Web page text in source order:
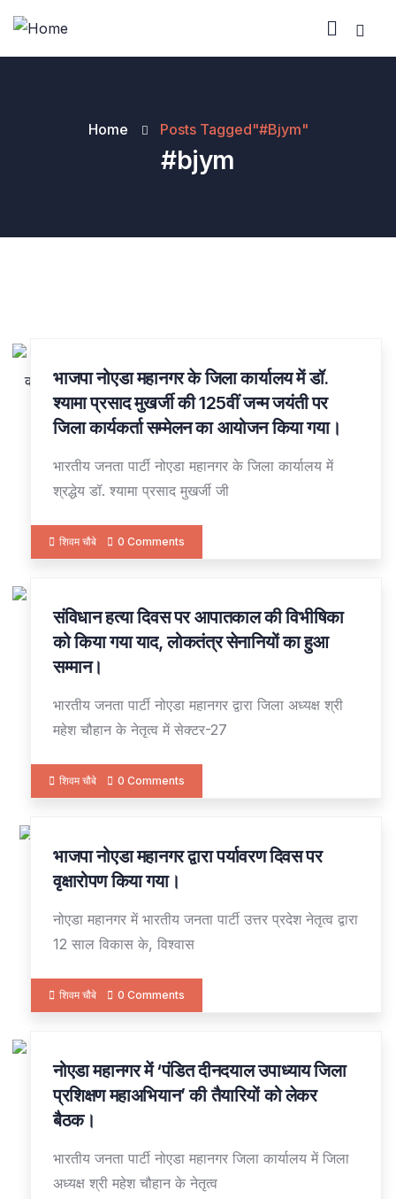
Home Posts Tagged"#bjym"
#bjym
08
JUL
भाजपा नोएडा महानगर के जिला कार्यालय में डॉ.
श्यामा प्रसाद मुखर्जी की 125वीं जन्म जयंती पर
जिला कार्यकर्ता सम्मेलन का आयोजन किया गया।
भारतीय जनता पार्टी नोएडा महानगर के जिला कार्यालय में
श्रद्धेय डॉ. श्यामा प्रसाद मुखर्जी जी
शिवम चौबे 0 Comments
26
JUN
संविधान हत्या दिवस पर आपातकाल की विभीषिका
को किया गया याद, लोकतंत्र सेनानियों का हुआ
सम्मान।
भारतीय जनता पार्टी नोएडा महानगर द्वारा जिला अध्यक्ष श्री
महेश चौहान के नेतृत्व में सेक्टर-27
शिवम चौबे 0 Comments
06
JUN
भाजपा नोएडा महानगर द्वारा पर्यावरण दिवस पर
वृक्षारोपण किया गया।
नोएडा महानगर में भारतीय जनता पार्टी उत्तर प्रदेश नेतृत्व द्वारा
12 साल विकास के, विश्वास
शिवम चौबे 0 Comments
20
MAY
नोएडा महानगर में ‘पंडित दीनदयाल उपाध्याय जिला
प्रशिक्षण महाअभियान’ की तैयारियों को लेकर
बैठक।
भारतीय जनता पार्टी नोएडा महानगर जिला कार्यालय में जिला
अध्यक्ष श्री महेश चौहान के नेतृत्व